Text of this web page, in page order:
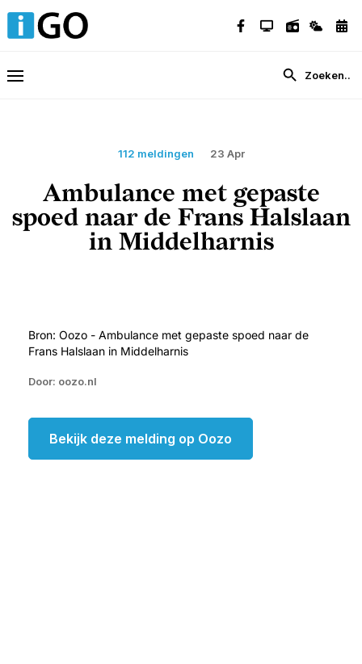
112 meldingen 23 Apr
Ambulance met gepaste
spoed naar de Frans Halslaan
in Middelharnis
Bron: Oozo - Ambulance met gepaste spoed naar de
Frans Halslaan in Middelharnis
Door: oozo.nl
Bekijk deze melding op Oozo